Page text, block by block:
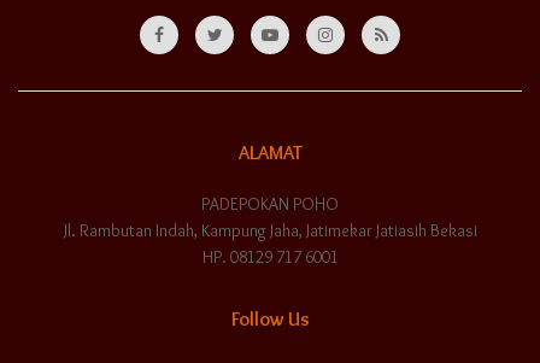
ALAMAT
PADEPOKAN POHO
Jl. Rambutan Indah, Kampung Jaha, Jatimekar Jatiasih Bekasi
HP. 08129 717 6001
Follow Us